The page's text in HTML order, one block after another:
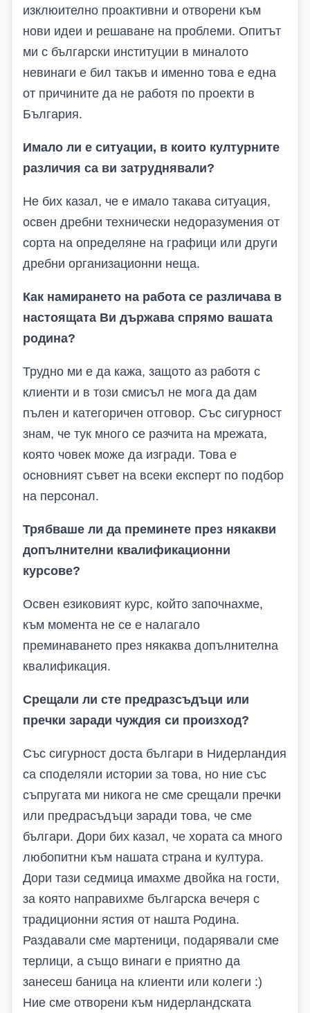
изклюително проактивни и отворени към
нови идеи и решаване на проблеми. Опитът
ми с български институции в миналото
невинаги е бил такъв и именно това е една
от причините да не работя по проекти в
България.
Имало ли е ситуации, в които културните
различия са ви затруднявали?
Не бих казал, че е имало такава ситуация,
освен дребни технически недоразумения от
сорта на определяне на графици или други
дребни организационни неща.
Как намирането на работа се различава в
настоящата Ви държава спрямо вашата
родина?
Трудно ми е да кажа, защото аз работя с
клиенти и в този смисъл не мога да дам
пълен и категоричен отговор. Със сигурност
знам, че тук много се разчита на мрежата,
която човек може да изгради. Това е
основният съвет на всеки експерт по подбор
на персонал.
Трябваше ли да преминете през някакви
допълнителни квалификационни
курсове?
Освен езиковият курс, който започнахме,
към момента не се е налагало
преминаването през някаква допълнителна
квалификация.
Срещали ли сте предразсъдъци или
пречки заради чуждия си произход?
Със сигурност доста българи в Нидерландия
са споделяли истории за това, но ние със
съпругата ми никога не сме срещали пречки
или предрасъдъци заради това, че сме
българи. Дори бих казал, че хората са много
любопитни към нашата страна и култура.
Дори тази седмица имахме двойка на гости,
за която направихме българска вечеря с
традиционни ястия от нашта Родина.
Раздавали сме мартеници, подарявали сме
терлици, а също винаги е приятно да
занесеш баница на клиенти или колеги :)
Ние сме отворени към нидерландската